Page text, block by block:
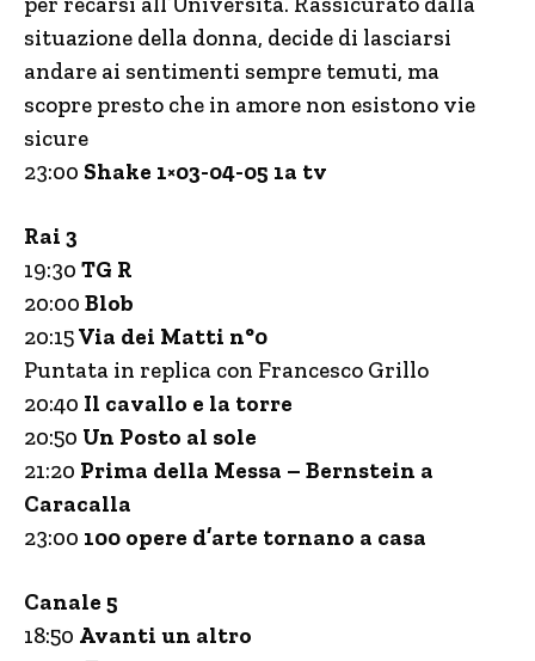
situazione della donna, decide di lasciarsi
andare ai sentimenti sempre temuti, ma
scopre presto che in amore non esistono vie
sicure
23:00 Shake 1×03-04-05 1a tv
Rai 3
19:30 TG R
20:00 Blob
20:15Via dei Matti n°0
Puntata in replica con Francesco Grillo
20:40 Il cavallo e la torre
20:50 Un Posto al sole
21:20 Prima della Messa – Bernstein a
Caracalla
23:00 100 opere d’arte tornano a casa
Canale 5
18:50 Avanti un altro